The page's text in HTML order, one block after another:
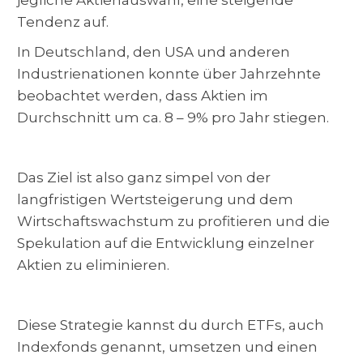
Tendenz auf.
In Deutschland, den USA und anderen
Industrienationen konnte über Jahrzehnte
beobachtet werden, dass Aktien im
Durchschnitt um ca. 8 – 9% pro Jahr stiegen.
Das Ziel ist also ganz simpel von der
langfristigen Wertsteigerung und dem
Wirtschaftswachstum zu profitieren und die
Spekulation auf die Entwicklung einzelner
Aktien zu eliminieren.
Diese Strategie kannst du durch ETFs, auch
Indexfonds genannt, umsetzen und einen